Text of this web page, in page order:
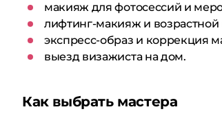
макияж для фотосессий и
лифтинг-макияж и возрастной
экспресс-образ и коррекция
выезд визажиста на дом.
Как выбрать мастера